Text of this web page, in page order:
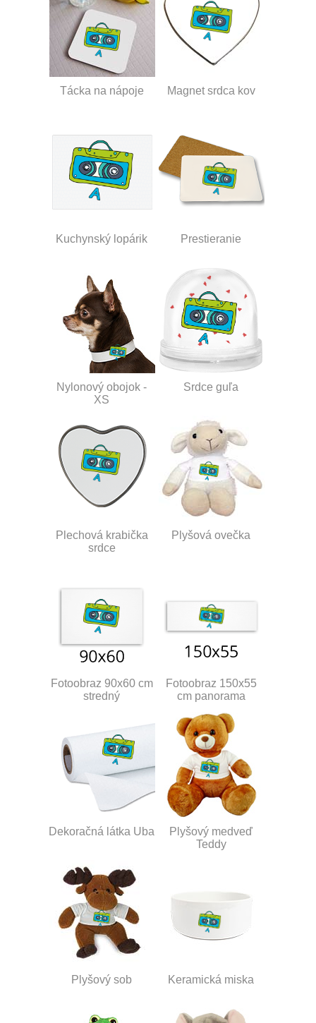
Tácka na nápoje Magnet srdca kov
Kuchynský lopárik Prestieranie
Nylonový obojok -
XS
Srdce guľa
Plechová krabička
srdce
Plyšová ovečka
Fotoobraz 90x60 cm
stredný
Fotoobraz 150x55
cm panorama
Dekoračná látka Uba
Plyšový medveď
Teddy
Plyšový sob Keramická miska